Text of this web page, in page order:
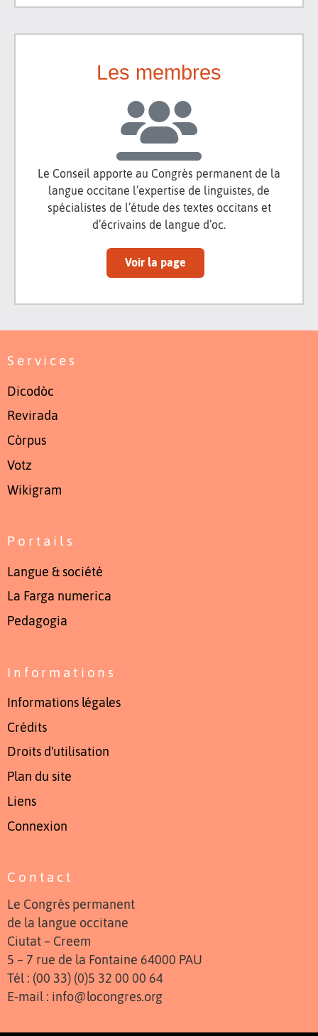
Les membres
Le Conseil apporte au Congrès permanent de la
langue occitane l’expertise de linguistes, de
spécialistes de l’étude des textes occitans et
d’écrivains de langue d’oc.
Voir la page
Services
Dicodòc
Revirada
Còrpus
Votz
Wikigram
Portails
Langue & société
La Farga numerica
Pedagogia
Informations
Informations légales
Crédits
Droits d'utilisation
Plan du site
Liens
Connexion
Contact
Le Congrès permanent
de la langue occitane
Ciutat – Creem
5 – 7 rue de la Fontaine 64000 PAU
Tél : (00 33) (0)5 32 00 00 64
E-mail : info@locongres.org